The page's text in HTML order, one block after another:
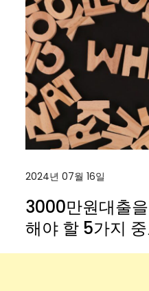
2024년 07월 16일
3000만원대출
해야 할 5가지